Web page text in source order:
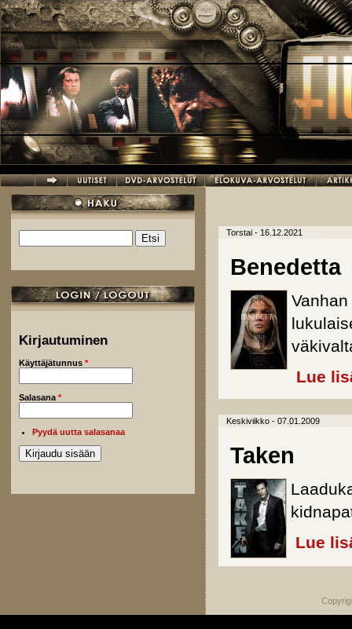
Hyppää pääsisältöön
Hakulomake
Kirjautuminen
Käyttäjätunnus *
Salasana *
Pyydä uutta salasanaa
Torstai - 16.12.2021
Benedetta
Lue
Keskiviikko - 07.01.2009
Taken
Lue